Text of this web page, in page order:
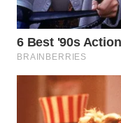
WN
MADURA
WN
SURABAYA